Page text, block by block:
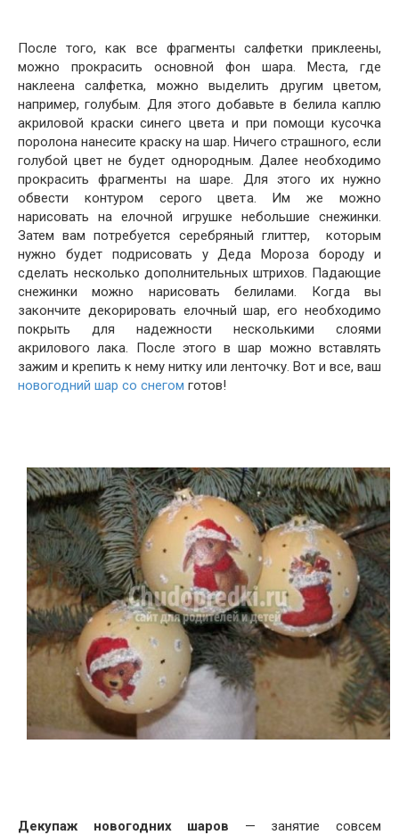
После того, как все фрагменты салфетки приклеены,
можно прокрасить основной фон шара. Места, где
наклеена салфетка, можно выделить другим цветом,
например, голубым. Для этого добавьте в белила каплю
акриловой краски синего цвета и при помощи кусочка
поролона нанесите краску на шар. Ничего страшного, если
голубой цвет не будет однородным. Далее необходимо
прокрасить фрагменты на шаре. Для этого их нужно
обвести контуром серого цвета. Им же можно
нарисовать на елочной игрушке небольшие снежинки.
Затем вам потребуется серебряный глиттер, которым
нужно будет подрисовать у Деда Мороза бороду и
сделать несколько дополнительных штрихов. Падающие
снежинки можно нарисовать белилами. Когда вы
закончите декорировать елочный шар, его необходимо
покрыть для надежности несколькими слоями
акрилового лака. После этого в шар можно вставлять
зажим и крепить к нему нитку или ленточку. Вот и все, ваш
новогодний шар со снегом готов!
Декупаж новогодних шаров — занятие совсем